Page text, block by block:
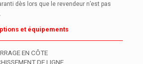
dès lors que le revendeur n’est pas
et équipements
EN CÔTE
DE LIGNE